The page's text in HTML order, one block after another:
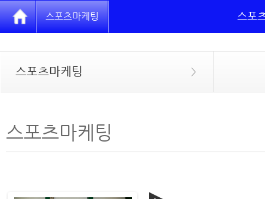
스포츠마케팅 스포
>
스포츠마케팅
스포츠마케팅